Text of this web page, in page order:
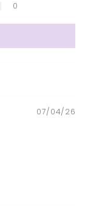
0
07/04/26